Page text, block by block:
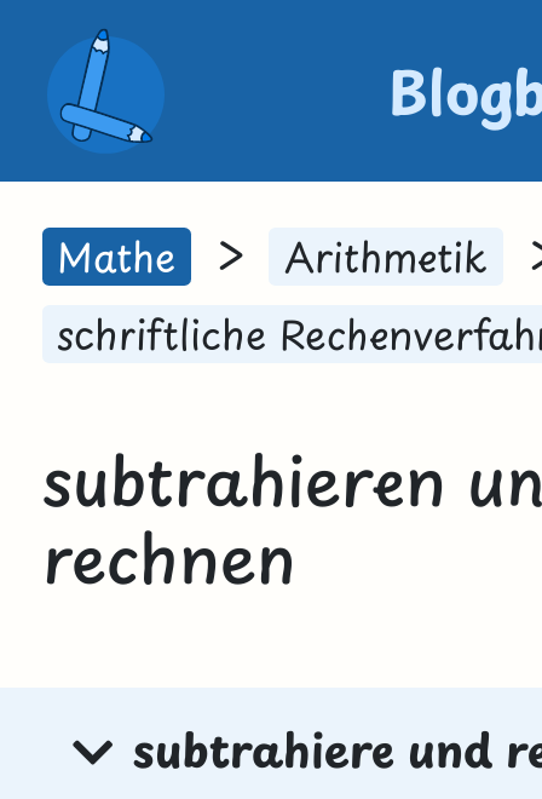
Mathe > Arithmetik
schriftliche
subtrahieren
rechnen
subtrahiere und